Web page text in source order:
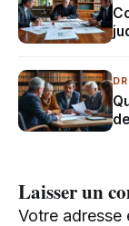
Laisser un
Votre adresse